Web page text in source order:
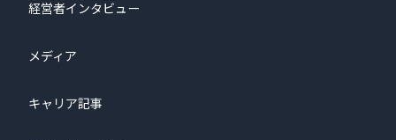
経営者インタビュー
メディア
キャリア記事